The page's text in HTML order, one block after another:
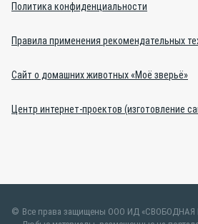
Политика конфиденциальности
Правила применения рекомендательных
Сайт о домашних животных «Моё зверьё»
Центр интернет-проектов (изготовление
Все права защищены ООО ИД «СВОБОДНАЯ